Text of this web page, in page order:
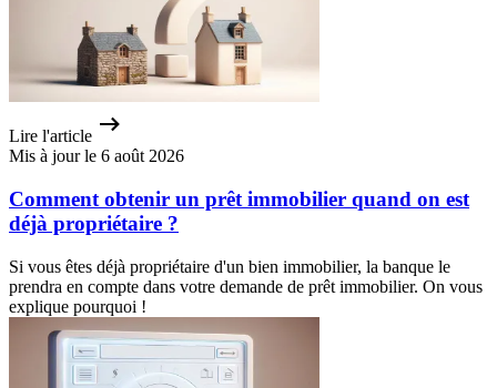
Lire l'article
Mis à jour le 6 août 2026
Comment obtenir un prêt immobilier quand on est
déjà propriétaire ?
Si vous êtes déjà propriétaire d'un bien immobilier, la banque le
prendra en compte dans votre demande de prêt immobilier. On vous
explique pourquoi !